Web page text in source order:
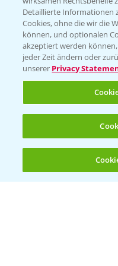
Beratung auf
T.+49 (0)174
KONTAKT
Hilfe in
+49
Detaillierte Informationen
Cookies, ohne die wir die
können, und optionalen
akzeptiert werden
jeder Zeit ändern oder
unserer Privacy